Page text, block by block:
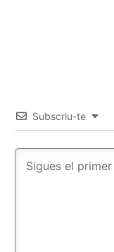
Subscriu-te